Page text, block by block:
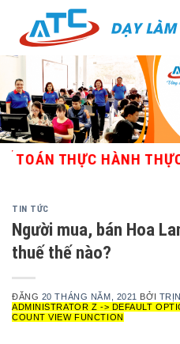
content
THỰC HÀNH THỰC TẾ
TIN TỨC
Người mua, bán Hoa
thuế thế nào?
ĐĂNG 20 THÁNG NĂM, 2021 BỞI
ADMINISTRATOR Z -> DEFAULT
COUNT VIEW FUNCTION